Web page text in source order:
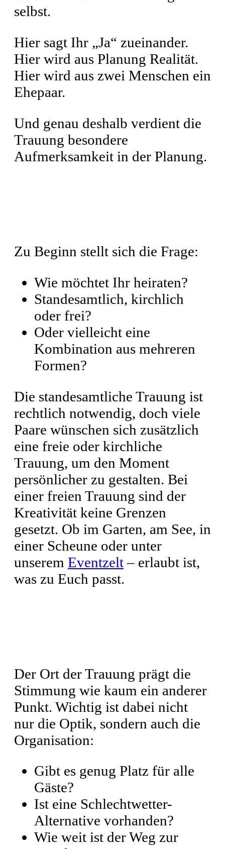
selbst.
Hier sagt Ihr „Ja“ zueinander.
Hier wird aus Planung Realität.
Hier wird aus zwei Menschen ein
Ehepaar.
Und genau deshalb verdient die
Trauung besondere
Aufmerksamkeit in der Planung.
Zu Beginn stellt sich die Frage:
Wie möchtet Ihr heiraten?
Standesamtlich, kirchlich
oder frei?
Oder vielleicht eine
Kombination aus mehreren
Formen?
Die standesamtliche Trauung ist
rechtlich notwendig, doch viele
Paare wünschen sich zusätzlich
eine freie oder kirchliche
Trauung, um den Moment
persönlicher zu gestalten. Bei
einer freien Trauung sind der
Kreativität keine Grenzen
gesetzt. Ob im Garten, am See, in
einer Scheune oder unter
unserem Eventzelt– erlaubt ist,
was zu Euch passt.
Der Ort der Trauung prägt die
Stimmung wie kaum ein anderer
Punkt. Wichtig ist dabei nicht
nur die Optik, sondern auch die
Organisation:
Gibt es genug Platz für alle
Gäste?
Ist eine Schlechtwetter-
Alternative vorhanden?
Wie weit ist der Weg zur